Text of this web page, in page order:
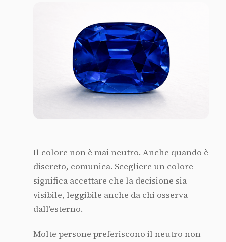
Il colore non è mai neutro. Anche quando è
discreto, comunica. Scegliere un colore
significa accettare che la decisione sia
visibile, leggibile anche da chi osserva
dall’esterno.
Molte persone preferiscono il neutro non